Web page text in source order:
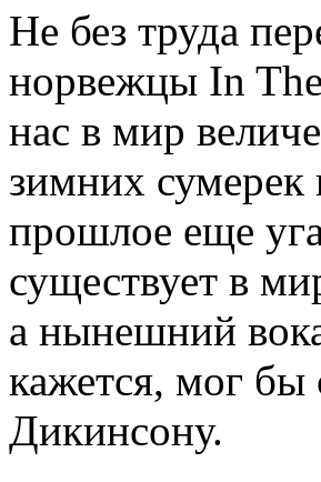
Не без труда
норвежцы In
нас в мир
зимних сумерек
прошлое еще
существует в
а нынешний
кажется, мог
Дикинсону.